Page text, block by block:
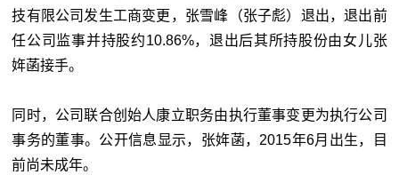
技有限公司发生工商变更，张雪峰（张子彪）退出，退出前
任公司监事并持股约10.86%，退出后其所持股份由女儿张
姩菡接手。
同时，公司联合创始人康立职务由执行董事变更为执行公司
事务的董事。公开信息显示，张姩菡，2015年6月出生，目
前尚未成年。